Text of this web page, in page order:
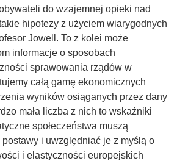
do wzajemnej opieki nad
hipotezy z użyciem wiarygodnych
Jowell. To z kolei może
informacje o sposobach
sprawowania rządów w
całą gamę ekonomicznych
wyników osiąganych przez dany
mała liczba z nich to wskaźniki
społeczeństwa muszą
i uwzględniać je z myślą o
i elastyczności europejskich